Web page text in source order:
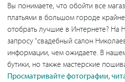
Вы понимаете, что обойти все
платьями в большом городе
отобрать лучшие в Интернете? На
запросу “свадебный салон
информации, чем ожидаете. В
бутики, но также мастерские
Просматривайте фотографии,